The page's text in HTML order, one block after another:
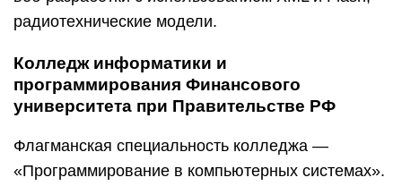
радиотехнические модели.
Колледж информатики и
программирования Финансового
университета при Правительстве РФ
Флагманская специальность колледжа —
«Программирование в компьютерных системах».